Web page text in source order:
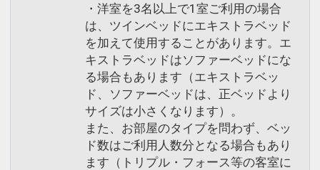
・洋室を3名以上で1室ご利用の場合
は、ツインベッドにエキストラベッド
を加えて使用することがあります。エ
キストラベッドはソファーベッドにな
る場合もあります（エキストラベッ
ド、ソファーベッドは、正ベッドより
サイズは小さくなります）。
また、お部屋のタイプを問わず、ベッ
ド数はご利用人数分となる場合もあり
ます（トリプル・フォース等の客室に